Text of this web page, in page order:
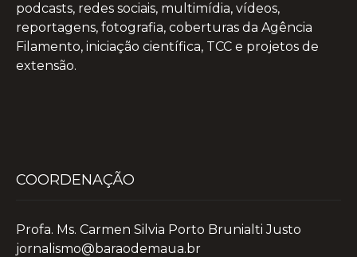
podcasts, redes sociais, multimídia, vídeos,
reportagens, fotografia, coberturas da Agência
Filamento, iniciação científica, TCC e projetos de
extensão.
COORDENAÇÃO
Profa. Ms. Carmen Silvia Porto Brunialti Justo
jornalismo@baraodemaua.br